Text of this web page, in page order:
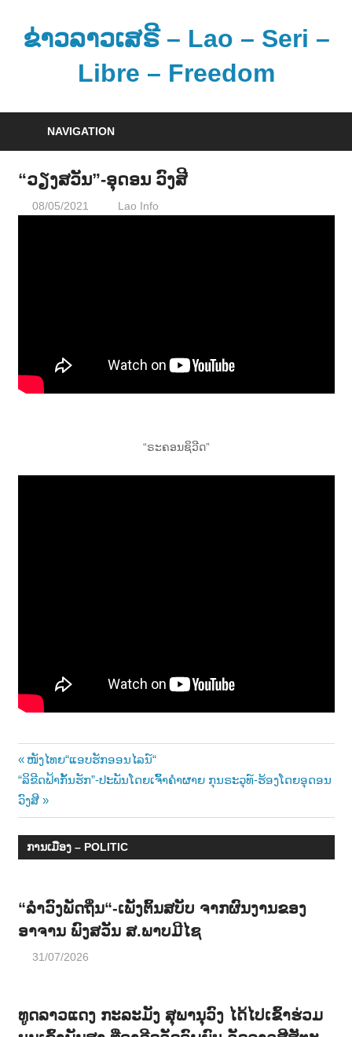
contentຂ່າວລາວເສຣີ – Lao – Seri –
Libre – Freedom
ນ
NAVIGATION
“ວຽງສວັນ”-ອຸດອນ ວົງສີ
08/05/2021 Lao Info
“ຣະຄອນຊິວີດ”
Post
navigation
Previous
Post:
ໜັງໄທຍ“ແອບຮັກອອນໄລນ໌“
Next
Post:
“ລິຂີດຟ້າກັ້ນຮັກ”-ປະພັນໂດຍເຈົ້າຄຳຜາຍ ກຸນຣະວຸທ໌-ຮ້ອງໂດຍອຸດອນ
ວົງສີ
ການເມືອງ – POLITIC
“ລຳວົງພັດຖິ່ນ“-ເພັງຕົ້ນສບັບ ຈາກຜົນງານຂອງ
ອາຈານ ພົງສວັນ ສ.ພາບມີໄຊ
31/07/2026
ທູດລາວແດງ ກະລະມັງ ສຸພານຸວົງ ໄດ້ໄປເຂົ້າຮ່ວມ